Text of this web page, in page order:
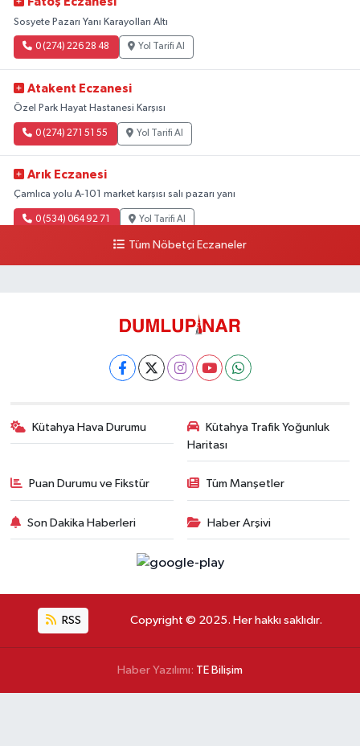
Sosyete Pazarı Yanı Karayolları Altı
0 (274) 226 28 48 Yol Tarifi Al
Atakent Eczanesi
Özel Park Hayat Hastanesi Karşısı
0 (274) 271 51 55 Yol Tarifi Al
Arık Eczanesi
Çamlıca yolu A-101 market karşısı salı pazarı yanı
0 (534) 064 92 71 Yol Tarifi Al
Tüm Nöbetçi Eczaneler
Kütahya Hava Durumu
Kütahya Trafik Yoğunluk
Haritası
Puan Durumu ve Fikstür Tüm Manşetler
Son Dakika Haberleri Haber Arşivi
RSS Copyright © 2025. Her hakkı saklıdır.
Haber Yazılımı: TE Bilişim